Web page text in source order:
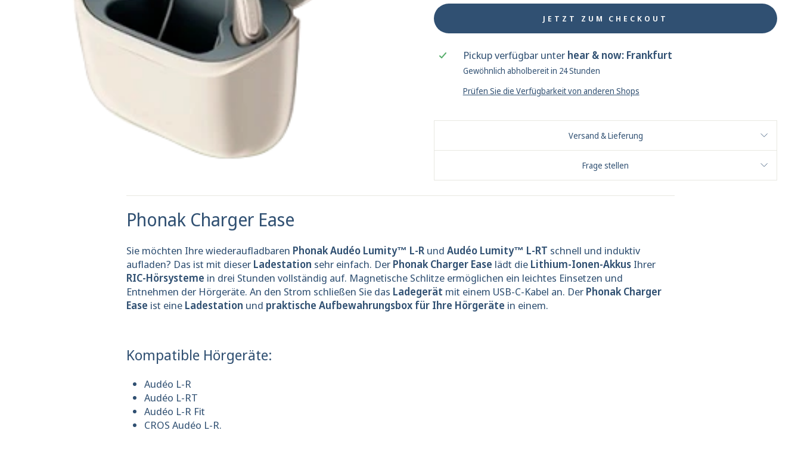
JETZT ZUM CHECKOUT
Pickup verfügbar unter hear & now: Frankfurt
Gewöhnlich abholbereit in 24 Stunden
Prüfen Sie die Verfügbarkeit von anderen Shops
Versand & Lieferung
Frage stellen
Phonak Charger Ease
Sie möchten Ihre wiederaufladbaren Phonak Audéo Lumity™ L-R und Audéo Lumity™ L-RT schnell und induktiv
aufladen? Das ist mit dieser Ladestation sehr einfach. Der Phonak Charger Ease lädt die Lithium-Ionen-Akkus Ihrer
RIC-Hörsysteme in drei Stunden vollständig auf. Magnetische Schlitze ermöglichen ein leichtes Einsetzen und
Entnehmen der Hörgeräte. An den Strom schließen Sie das Ladegerät mit einem USB-C-Kabel an. Der Phonak Charger
Ease ist eine Ladestation und praktische Aufbewahrungsbox für Ihre Hörgeräte in einem.
Kompatible Hörgeräte:
Audéo L-R
Audéo L-RT
Audéo L-R Fit
CROS Audéo L-R.